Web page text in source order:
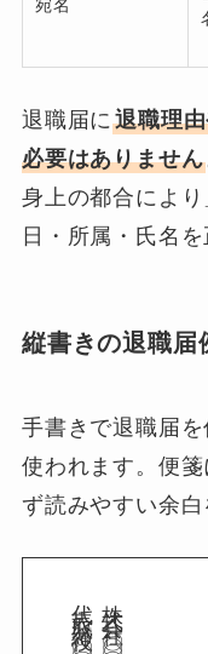
宛名
退職届に退職理
必要はありません
身上の都合によ
日・所属・氏名
縦書きの退職届
手書きで退職届
使われます。便
ず読みやすい余白
株式会社〇〇〇〇
代表取締役〇〇〇〇殿